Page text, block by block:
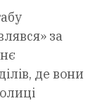
за
де вони